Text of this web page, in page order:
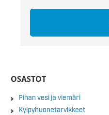
OSASTOT
Pihan vesi ja viemäri
Kylpyhuonetarvikkeet